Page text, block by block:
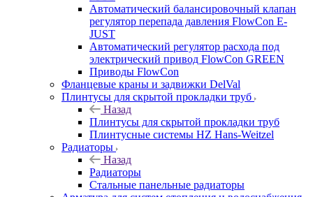
Автоматический балансировочный клапан
регулятор перепада давления FlowСon E-
JUST
Автоматический регулятор расхода под
электрический привод FlowСon GREEN
Приводы FlowCon
Фланцевые краны и задвижки DelVal
Плинтусы для скрытой прокладки труб
Назад
Плинтусы для скрытой прокладки труб
Плинтусные системы HZ Hans-Weitzel
Радиаторы
Назад
Радиаторы
Стальные панельные радиаторы